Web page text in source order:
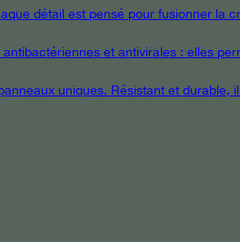
détail est pensé pour fusionner la
et antivirales : elles
uniques. Résistant et